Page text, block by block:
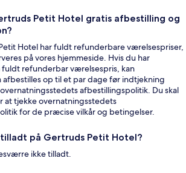
Petit Hotel gratis afbestilling og
Hotel har fuldt refunderbare værelsespriser,
på vores hjemmeside. Hvis du har
fuldt refunderbar værelsespris, kan
afbestilles op til et par dage før indtjekning
afbestillingspolitik. Du skal
at tjekke overnatningsstedets
for de præcise vilkår og betingelser.
på Gertruds Petit Hotel?
ikke tilladt.